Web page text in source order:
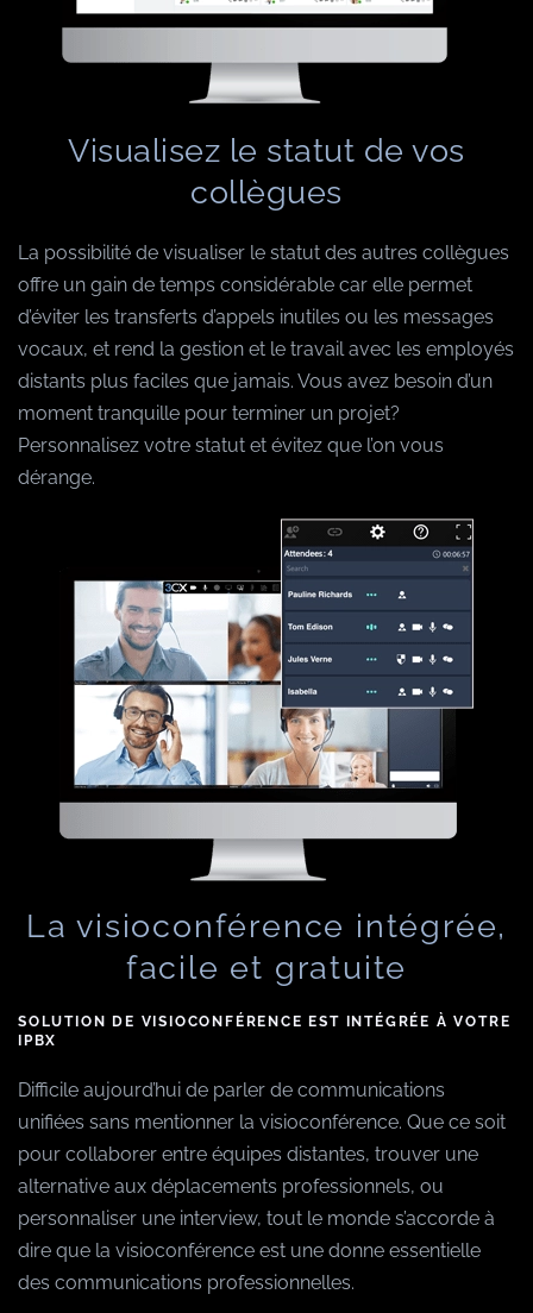
Visualisez le statut de vos
collègues
La possibilité de visualiser le statut des autres collègues
offre un gain de temps considérable car elle permet
d’éviter les transferts d’appels inutiles ou les messages
vocaux, et rend la gestion et le travail avec les employés
distants plus faciles que jamais. Vous avez besoin d’un
moment tranquille pour terminer un projet?
Personnalisez votre statut et évitez que l’on vous
dérange.
La visioconférence intégrée,
facile et gratuite
SOLUTION DE VISIOCONFÉRENCE EST INTÉGRÉE À VOTRE
IPBX
Difficile aujourd’hui de parler de communications
unifiées sans mentionner la visioconférence. Que ce soit
pour collaborer entre équipes distantes, trouver une
alternative aux déplacements professionnels, ou
personnaliser une interview, tout le monde s’accorde à
dire que la visioconférence est une donne essentielle
des communications professionnelles.